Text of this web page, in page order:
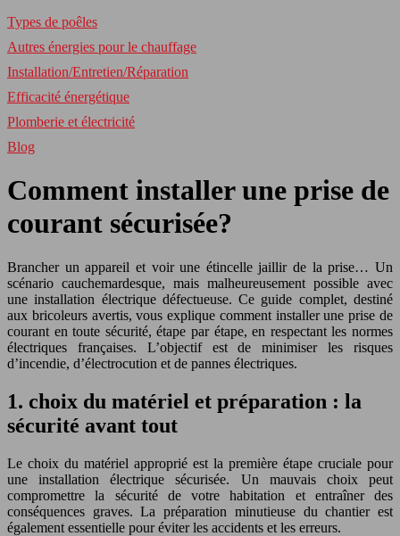
Types de poêles
Autres énergies pour le chauffage
Installation/Entretien/Réparation
Efficacité énergétique
Plomberie et électricité
Blog
Comment installer une prise de
courant sécurisée?
Brancher un appareil et voir une étincelle jaillir de la prise… Un
scénario cauchemardesque, mais malheureusement possible avec
une installation électrique défectueuse. Ce guide complet, destiné
aux bricoleurs avertis, vous explique comment installer une prise de
courant en toute sécurité, étape par étape, en respectant les normes
électriques françaises. L’objectif est de minimiser les risques
d’incendie, d’électrocution et de pannes électriques.
1. choix du matériel et préparation : la
sécurité avant tout
Le choix du matériel approprié est la première étape cruciale pour
une installation électrique sécurisée. Un mauvais choix peut
compromettre la sécurité de votre habitation et entraîner des
conséquences graves. La préparation minutieuse du chantier est
également essentielle pour éviter les accidents et les erreurs.